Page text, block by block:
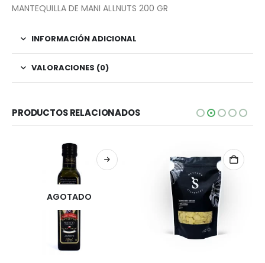
MANTEQUILLA DE MANI ALLNUTS 200 GR
INFORMACIÓN ADICIONAL
VALORACIONES (0)
PRODUCTOS RELACIONADOS
AGOTADO